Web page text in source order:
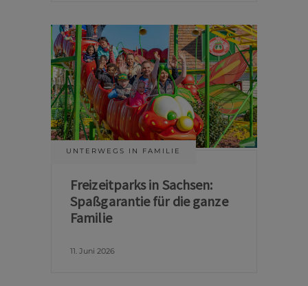
UNTERWEGS IN FAMILIE
Freizeitparks in Sachsen:
Spaßgarantie für die ganze
Familie
11. Juni 2026